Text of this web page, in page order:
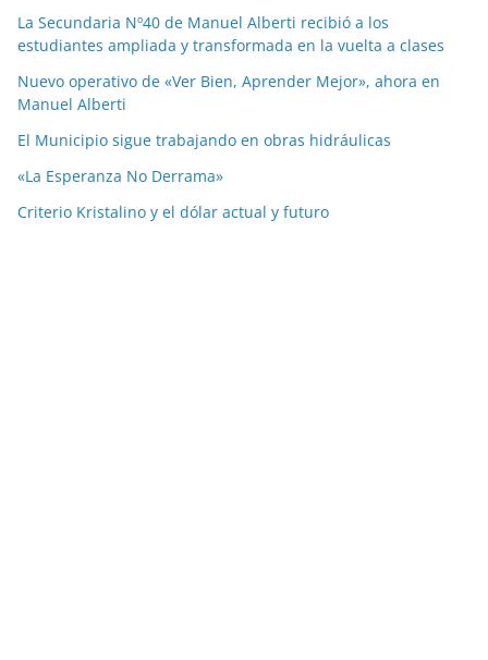
La Secundaria Nº40 de Manuel Alberti recibió a los
estudiantes ampliada y transformada en la vuelta a clases
Nuevo operativo de «Ver Bien, Aprender Mejor», ahora en
Manuel Alberti
El Municipio sigue trabajando en obras hidráulicas
«La Esperanza No Derrama»
Criterio Kristalino y el dólar actual y futuro